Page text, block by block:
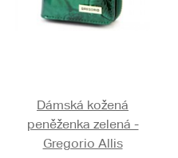
Dámská kožená
peněženka zelená -
Gregorio Allis